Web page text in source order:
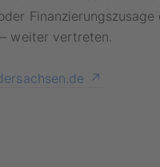
weiter vertreten.